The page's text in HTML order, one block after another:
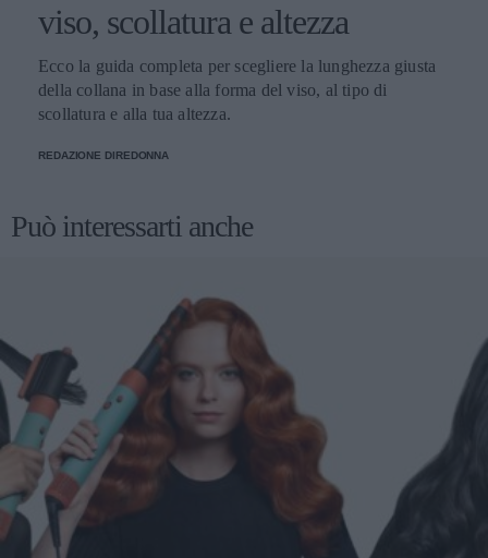
viso, scollatura e altezza
Ecco la guida completa per scegliere la lunghezza giusta
della collana in base alla forma del viso, al tipo di
scollatura e alla tua altezza.
REDAZIONE DIREDONNA
Può interessarti anche